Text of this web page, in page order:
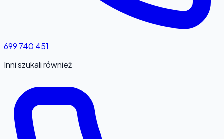
699 740 451
Inni szukali również